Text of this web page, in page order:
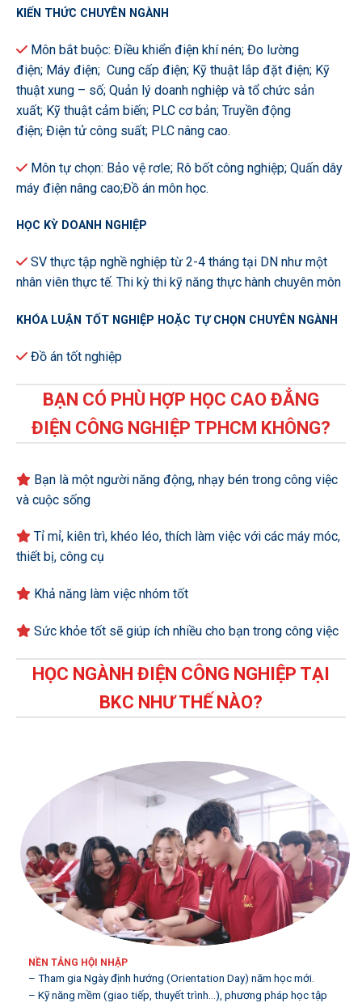
KIẾN THỨC CHUYÊN NGÀNH
Môn bắt buộc: Điều khiển điện khí nén; Đo lường
điện; Máy điện; Cung cấp điện; Kỹ thuật lắp đặt điện; Kỹ
thuật xung – số; Quản lý doanh nghiệp và tổ chức sản
xuất; Kỹ thuật cảm biến; PLC cơ bản; Truyền động
điện; Điện tử công suất; PLC nâng cao.
Môn tự chọn: Bảo vệ rơle; Rô bốt công nghiệp; Quấn dây
máy điện nâng cao;Đồ án môn học.
HỌC KỲ DOANH NGHIỆP
SV thực tập nghề nghiệp từ 2-4 tháng tại DN như một
nhân viên thực tế. Thi kỳ thi kỹ năng thực hành chuyên môn
KHÓA LUẬN TỐT NGHIỆP HOẶC TỰ CHỌN CHUYÊN NGÀNH
Đồ án tốt nghiệp
BẠN CÓ PHÙ HỢP HỌC CAO ĐẲNG
ĐIỆN CÔNG NGHIỆP TPHCM KHÔNG?
Bạn là một người năng động, nhạy bén trong công việc
và cuộc sống
Tỉ mỉ, kiên trì, khéo léo, thích làm việc với các máy móc,
thiết bị, công cụ
Khả năng làm việc nhóm tốt
Sức khỏe tốt sẽ giúp ích nhiều cho bạn trong công việc
HỌC NGÀNH ĐIỆN CÔNG NGHIỆP TẠI
BKC NHƯ THẾ NÀO?
NỀN TẢNG HỘI NHẬP
– Tham gia Ngày định hướng (Orientation Day) năm học mới.
– Kỹ năng mềm (giao tiếp, thuyết trình…), phương pháp học tập